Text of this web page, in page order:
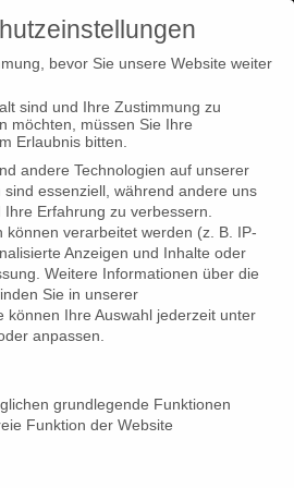
summer break
summer break
the summer break our show
great themes:
Design
Gamification – Life is a game
bevor Sie unsere Website weiter
sind und Ihre Zustimmung zu
möchten, müssen Sie Ihre
Erlaubnis bitten.
andere Technologien auf unserer
essenziell, während andere uns
Erfahrung zu verbessern.
können verarbeitet werden (z. B. IP-
Anzeigen und Inhalte oder
Weitere Informationen über die
Sie in unserer
können Ihre Auswahl jederzeit unter
anpassen.
grundlegende Funktionen
Funktion der Website